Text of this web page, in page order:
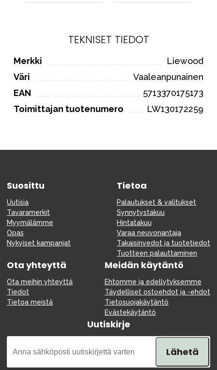
TEKNISET TIEDOT
Merkki
Liewood
Väri
Vaaleanpunainen
EAN
5713370175173
Toimittajan tuotenumero
LW130172259
Suosittu
Uutisia
Tavaramerkit
Myymälämme
Opas
Nykyiset kampanjat
Tietoa
Palautukset & valitukset
Synnytystakuu
Hintatakuu
Varaa neuvonantaja
Takaisinvedot ja tuotetiedot
Tuotteen palauttaminen
Ota yhteyttä
Ota meihin yhteyttä
Tiedot
Tietoa meistä
Meidän käytäntö
Ehtomme ja edellytyksemme
Täydelliset ostoehdot ja -ehdot
Tietosuojakäytäntö
Evästekäytäntö
Uutiskirje
Lähetä